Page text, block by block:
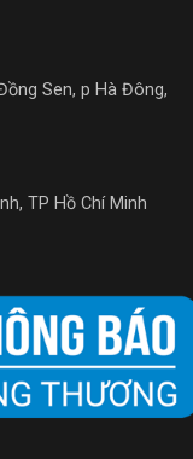
Sen, p Hà Đông,
TP Hồ Chí Minh